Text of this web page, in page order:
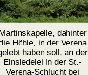
Martinskapelle, dahinter
Höhle, in der Verena
haben soll, an der
Einsiedelei in der St.-
Verena-Schlucht bei